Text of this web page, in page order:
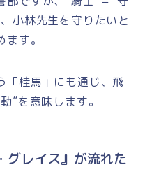
小林先生を守りたいと
す。
「桂馬」にも通じ、飛
”を意味します。
レイス』が流れた